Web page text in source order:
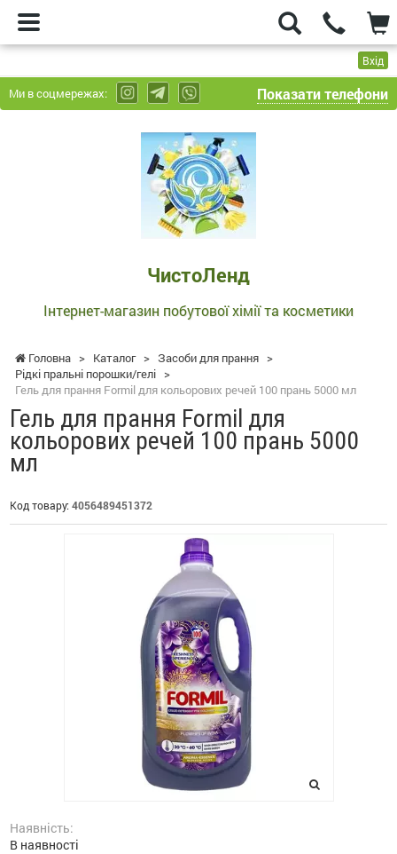
Вхід
Ми в соцмережах: Показати телефони
ЧистоЛенд
Інтернет-магазин побутової хімії та косметики
Головна > Каталог > Засоби для прання >
Рідкі пральні порошки/гелі >
Гель для прання Formil для кольорових речей 100 прань 5000 мл
Гель для прання Formil для
кольорових речей 100 прань 5000
мл
Код товару: 4056489451372
Наявність:
В наявності